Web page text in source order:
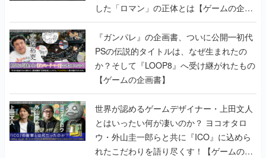
した「ロマン」の正体とは【ゲームの企画
書】
『ガンパレ』の企画書、ついに公開━初代
PSの伝説的タイトルは、なぜ生まれたの
か？そして『LOOP8』へ受け継がれたもの
【ゲームの企画書】
世界が認めるゲームデザイナー・上田文人
とはいったい何が凄いのか？ ヨコオタロ
ウ・外山圭一郎らと共に『ICO』に込めら
れたこだわりを語り尽くす！【ゲームの企